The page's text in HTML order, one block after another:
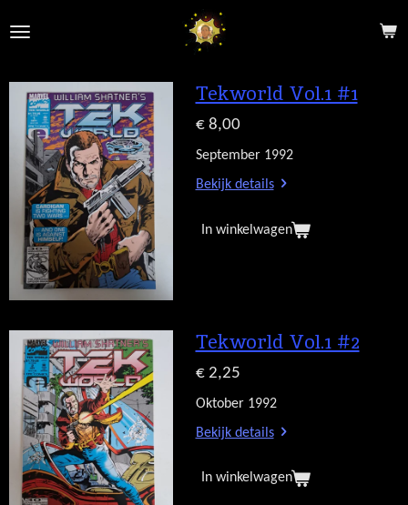
direct
de
hoofdinhoud
Tekworld Vol.1 #1
€ 8,00
September 1992
Bekijk details
In winkelwagen
Tekworld Vol.1 #2
€ 2,25
Oktober 1992
Bekijk details
In winkelwagen